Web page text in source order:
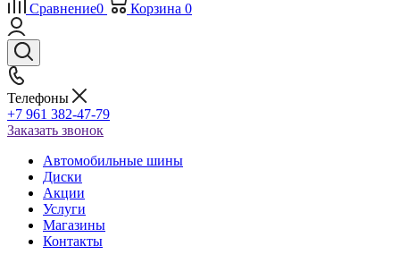
Сравнение0 Корзина 0
Телефоны
+7 961 382-47-79
Заказать звонок
Автомобильные шины
Диски
Акции
Услуги
Магазины
Контакты